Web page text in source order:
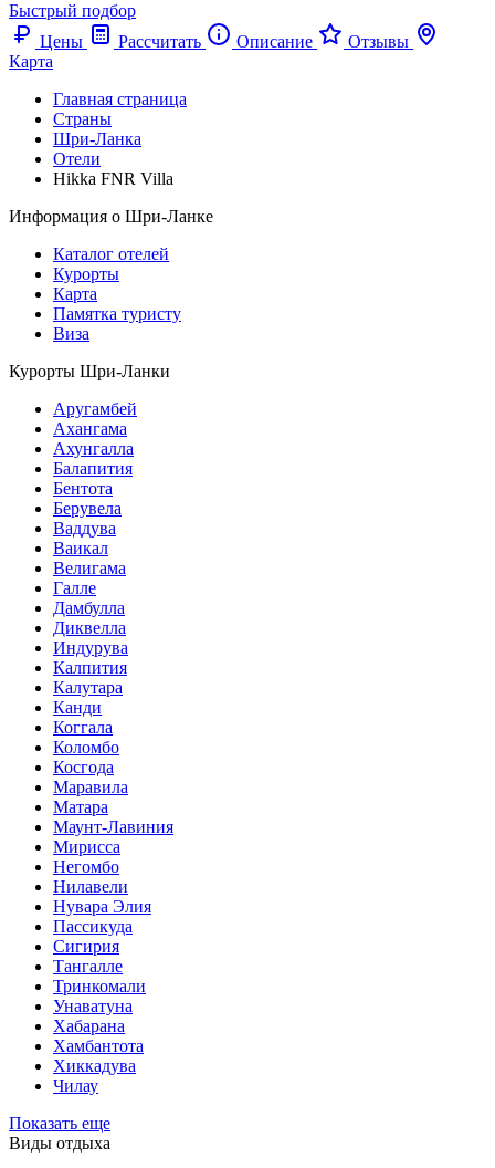
Быстрый подбор
Цены
Рассчитать Описание
Отзывы
Карта
Главная страница
Cтраны
Шри-Ланка
Отели
Hikka FNR Villa
Информация о Шри-Ланке
Каталог отелей
Курорты
Карта
Памятка туристу
Виза
Курорты Шри-Ланки
Аругамбей
Ахангама
Ахунгалла
Балапития
Бентота
Берувела
Ваддува
Ваикал
Велигама
Галле
Дамбулла
Диквелла
Индурува
Калпития
Калутара
Канди
Коггала
Коломбо
Косгода
Маравила
Матара
Маунт-Лавиния
Мирисса
Негомбо
Нилавели
Нувара Элия
Пассикуда
Сигирия
Тангалле
Тринкомали
Унаватуна
Хабарана
Хамбантота
Хиккадува
Чилау
Показать еще
Виды отдыха